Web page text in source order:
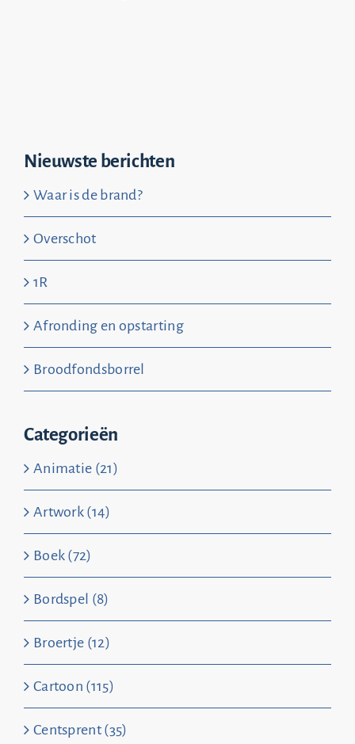
Nieuwste berichten
Waar is de brand?
Overschot
1R
Afronding en opstarting
Broodfondsborrel
Categorieën
Animatie (21)
Artwork (14)
Boek (72)
Bordspel (8)
Broertje (12)
Cartoon (115)
Centsprent (35)